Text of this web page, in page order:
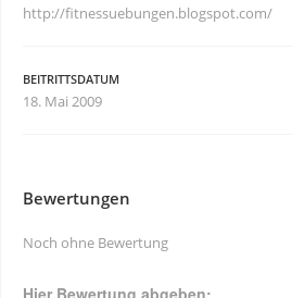
http://fitnessuebungen.blogspot.com/
BEITRITTSDATUM
18. Mai 2009
Bewertungen
Noch ohne Bewertung
Hier Bewertung abgeben: